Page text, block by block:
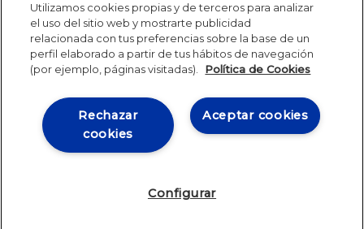
Política de Cookies
Política de seguridad
Student Academic Standards
Canal Compliance
Site Map
IE University 2026
Utilizamos cookies propias y de terceros para analizar
el uso del sitio web y mostrarte publicidad
relacionada con tus preferencias sobre la base de un
perfil elaborado a partir de tus hábitos de navegación
(por ejemplo, páginas visitadas).
Política de Cookies
Aceptar cookies
Rechazar
cookies
Configurar